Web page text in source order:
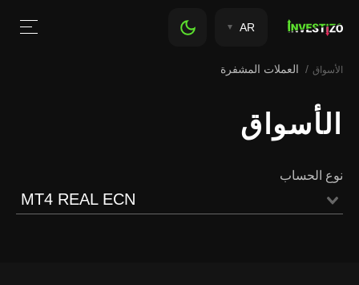
AR
الأسواق العملات المشفرة
الأسواق
نوع الحساب
MT4 REAL ECN